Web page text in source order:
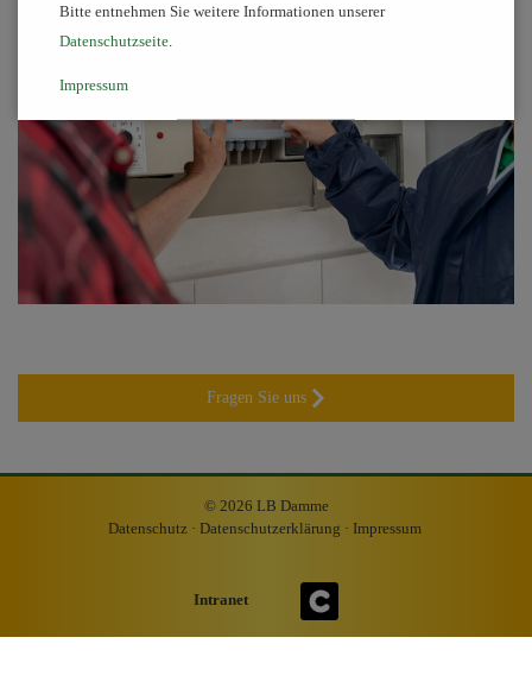
Fragen Sie uns
© 2026 LB Damme
Datenschutz· Datenschutzerklärung · Impressum
Intranet
Bitte entnehmen Sie weitere Informationen unserer
Datenschutzseite.
Impressum